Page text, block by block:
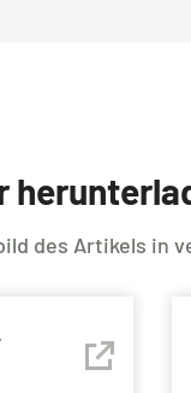
des Artikels in